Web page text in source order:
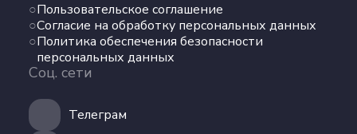
Пользовательское соглашение
Согласие на обработку персональных данных
Политика обеспечения безопасности
персональных данных
Соц. сети
Телеграм